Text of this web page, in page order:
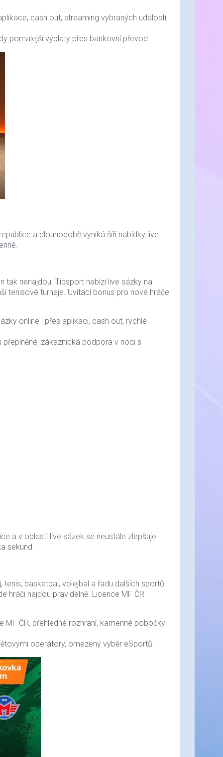
cash out, streaming vybraných událostí,
pomalejší výplaty přes bankovní převod.
a dlouhodobě vyniká šíří nabídky live
nenajdou. Tipsport nabízí live sázky na
tenisové turnaje. Uvítací bonus pro nové hráče
online i přes aplikaci, cash out, rychlé
zákaznická podpora v noci s
a v oblasti live sázek se neustále zlepšuje.
sekund.
tenis, basketbal, volejbal a řadu dalších sportů.
hráči najdou pravidelně. Licence MF ČR
ČR, přehledné rozhraní, kamenné pobočky
operátory, omezený výběr eSportů.
Kč
Nejprodávanější